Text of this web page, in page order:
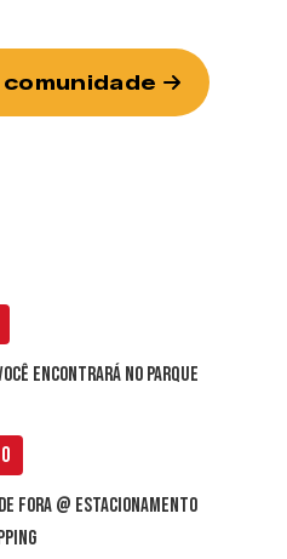
encontrará no parque
Fora @ estacionamento